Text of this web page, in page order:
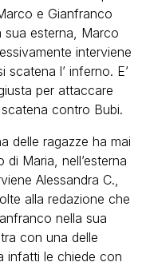
e Gianfranco
esterna, Marco
interviene
scatena l’ inferno. E’
per attaccare
contro Bubi.
delle ragazze ha mai
Maria, nell’esterna
Alessandra C.,
alla redazione che
nella sua
con una delle
infatti le chiede con